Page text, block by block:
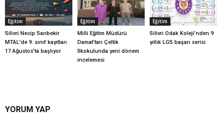
Eğitim
Silivri Necip Sarıbekir
MTAL'de 9. sınıf kayıtları
17 Ağustos'ta başlıyor
Eğitim
Milli Eğitim Müdürü
Damat’tan Çeltik
İlkokulunda yeni dönem
incelemesi
Eğitim
Silivri Odak Koleji’nden 9
yıllık LGS başarı serisi
YORUM YAP